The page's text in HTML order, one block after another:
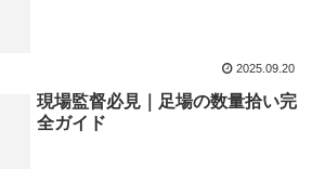
2025.09.20
現場監督必見｜足場の数量拾い完
全ガイド